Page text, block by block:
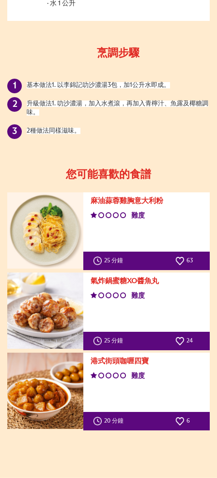
水 1 公升
烹調步驟
基本做法1. 以李錦記叻沙濃湯3包，加1公升水即成。
升級做法1. 叻沙濃湯，加入水煮滾，再加入青檸汁、魚露及椰糖調
味。
2種做法同樣滋味。
您可能喜歡的食譜
麻油蒜蓉雞胸意大利粉
難度
25 分鐘 63
氣炸鍋蜜糖XO醬魚丸
難度
25 分鐘 24
港式街頭咖喱四寶
難度
20 分鐘 6